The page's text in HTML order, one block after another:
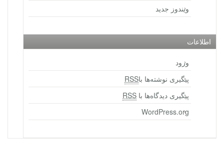
ویندوز جدید
اطلاعات
ورود
پیگیری نوشته‌ها باRSS
پیگیری دیدگاه‌ها با RSS
WordPress.org